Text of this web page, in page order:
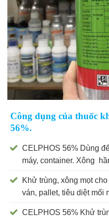
Công dụng của thuốc
56%.
CELPHOS 56% Dùng
máy, container. Xông
Khử trùng, xông mọt
ván, pallet, tiêu diệt mối
CELPHOS 56% Khử